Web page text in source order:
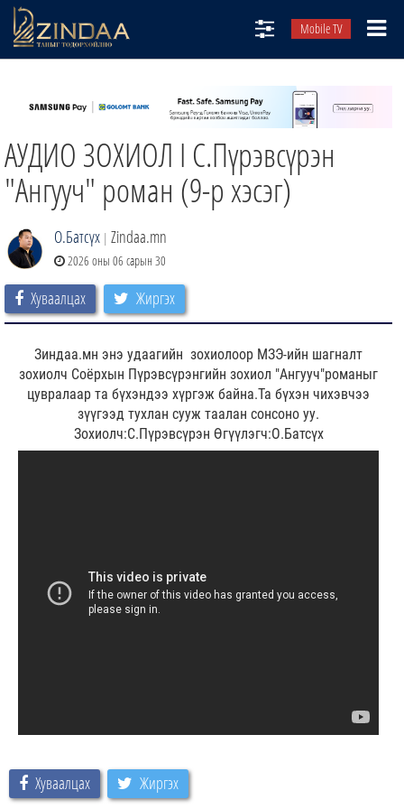
Mobile TV
ТВ8
ӨГЛӨӨНИЙ СОНИН
АУДИО ЗОХИОЛ
ЗИНДАА СЭТГҮҮЛ
АУДИО ЗОХИОЛ I С.Пүрэвсүрэн
"Ангууч" роман (9-р хэсэг)
О.Батсүх | Zindaa.mn
2026 оны 06 сарын 30
Хуваалцах Жиргэх
Зиндаа.мн энэ удаагийн зохиолоор МЗЭ-ийн шагналт
зохиолч Соёрхын Пүрэвсүрэнгийн зохиол "Ангууч"романыг
цувралаар та бүхэндээ хүргэж байна.Та бүхэн чихэвчээ
зүүгээд тухлан сууж таалан сонсоно уу.
Зохиолч:С.Пүрэвсүрэн Өгүүлэгч:О.Батсүх
Хуваалцах Жиргэх